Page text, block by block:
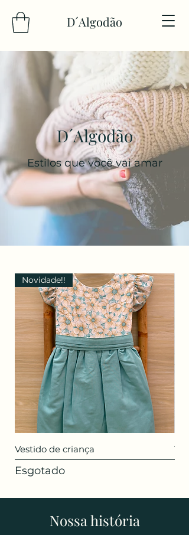
D´Algodão
D´Algodão
Estilos que você vai amar
Novidade!!
Vestido de criança
Esgotado
T-
Nossa história